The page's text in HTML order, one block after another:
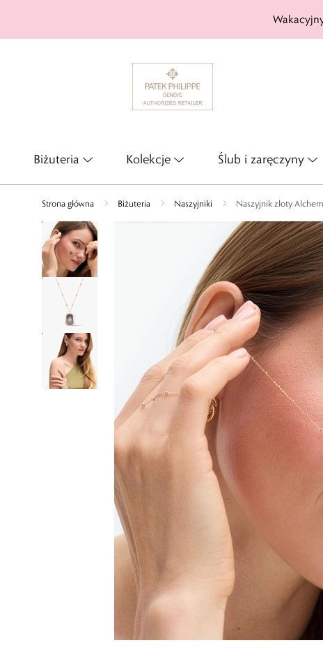
Biżuteria Kolekcje Ślub i zaręczyny
Strona główna Biżuteria Naszyjniki Naszyjnik złoty